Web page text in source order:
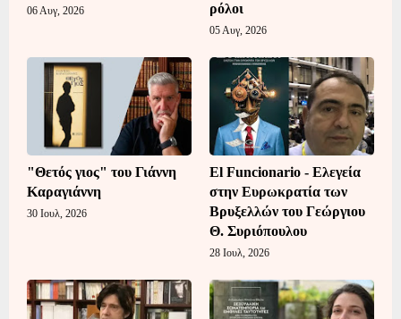
06 Αυγ, 2026
ρόλοι
05 Αυγ, 2026
"Θετός γιος" του Γιάννη
Καραγιάννη
30 Ιουλ, 2026
El Funcionario - Ελεγεία
στην Ευρωκρατία των
Βρυξελλών του Γεώργιου
Θ. Συριόπουλου
28 Ιουλ, 2026